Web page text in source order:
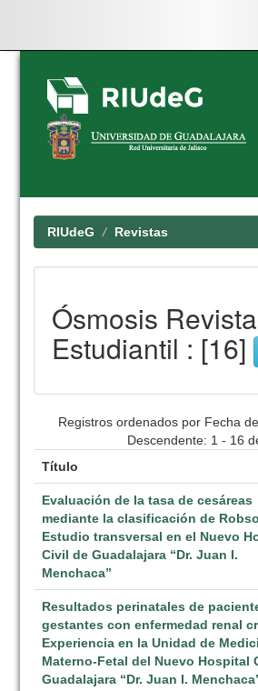
Skip
navigation
RIUdeG Revistas
Ósmosis
Estudiantil : [16]
Registros ordenados por Fecha
Descendente: 1 - 16
Título
Evaluación de la tasa de cesáreas
mediante la clasificación de
Estudio transversal en el Nuevo
Civil de Guadalajara “Dr. Juan I.
Menchaca”
Resultados perinatales de
gestantes con enfermedad renal
Experiencia en la Unidad de
Materno-Fetal del Nuevo Hospital
Guadalajara “Dr. Juan I.